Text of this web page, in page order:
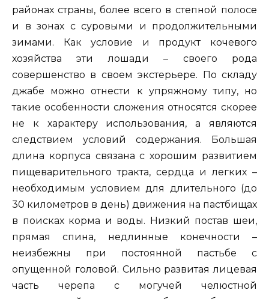
районах страны, более всего в степной полосе
и в зонах с суровыми и продолжительными
зимами. Как условие и продукт кочевого
хозяйства эти лошади – своего рода
совершенство в своем экстерьере. По складу
джабе можно отнести к упряжному типу, но
такие особенности сложения относятся скорее
не к характеру использования, а являются
следствием условий содержания. Большая
длина корпуса связана с хорошим развитием
пищеварительного тракта, сердца и легких –
необходимым условием для длительного (до
30 километров в день) движения на пастбищах
в поисках корма и воды. Низкий постав шеи,
прямая спина, недлинные конечности –
неизбежны при постоянной пастьбе с
опущенной головой. Сильно развитая лицевая
часть черепа с могучей челюстной